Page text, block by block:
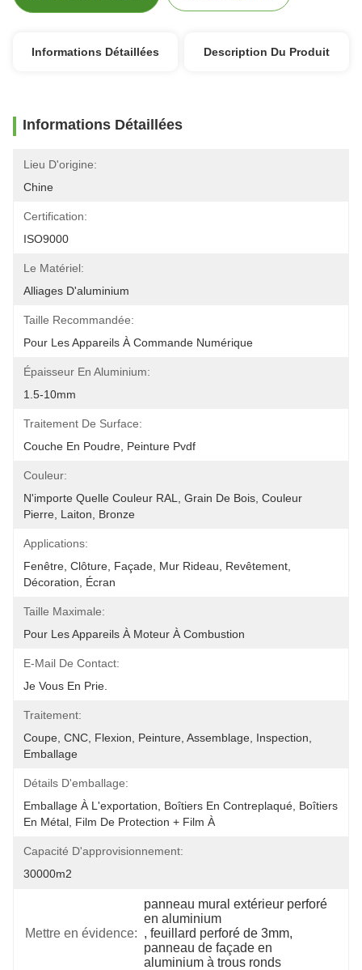
Informations Détaillées Description Du Produit
Informations Détaillées
Lieu D'origine:
Chine
Certification:
ISO9000
Le Matériel:
Alliages D'aluminium
Taille Recommandée:
Pour Les Appareils À Commande Numérique
Épaisseur En Aluminium:
1.5-10mm
Traitement De Surface:
Couche En Poudre, Peinture Pvdf
Couleur:
N'importe Quelle Couleur RAL, Grain De Bois, Couleur
Pierre, Laiton, Bronze
Applications:
Fenêtre, Clôture, Façade, Mur Rideau, Revêtement,
Décoration, Écran
Taille Maximale:
Pour Les Appareils À Moteur À Combustion
E-Mail De Contact:
Je Vous En Prie.
Traitement:
Coupe, CNC, Flexion, Peinture, Assemblage, Inspection,
Emballage
Détails D'emballage:
Emballage À L'exportation, Boîtiers En Contreplaqué, Boîtiers
En Métal, Film De Protection + Film À
Capacité D'approvisionnement:
30000m2
Mettre en évidence:
panneau mural extérieur perforé
en aluminium
, feuillard perforé de 3mm,
panneau de façade en
aluminium à trous ronds